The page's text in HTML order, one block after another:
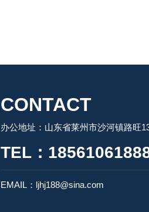
CONTACT
办公地址：山东省莱州市沙河镇路旺
TEL：
EMAIL：ljhj188@sina.com